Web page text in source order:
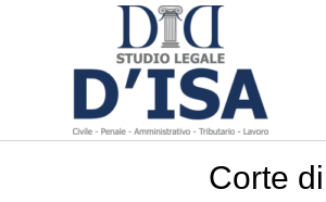
Corte